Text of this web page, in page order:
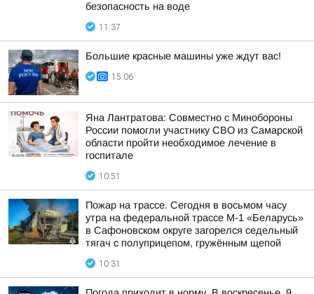
безопасность на воде
11:37
Большие красные машины уже ждут вас!
15:06
Яна Лантратова: Совместно с Минобороны
России помогли участнику СВО из Самарской
области пройти необходимое лечение в
госпитале
10:51
Пожар на трассе. Сегодня в восьмом часу
утра на федеральной трассе М-1 «Беларусь»
в Сафоновском округе загорелся седельный
тягач с полуприцепом, гружённым щепой
10:31